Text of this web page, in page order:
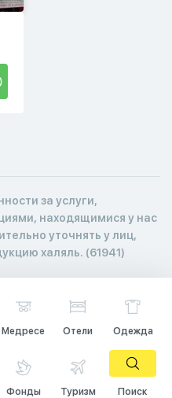
за услуги,
находящимися у нас
уточнять у лиц,
халяль. (61941)
Медресе Отели Одежда
Фонды Туризм Поиск